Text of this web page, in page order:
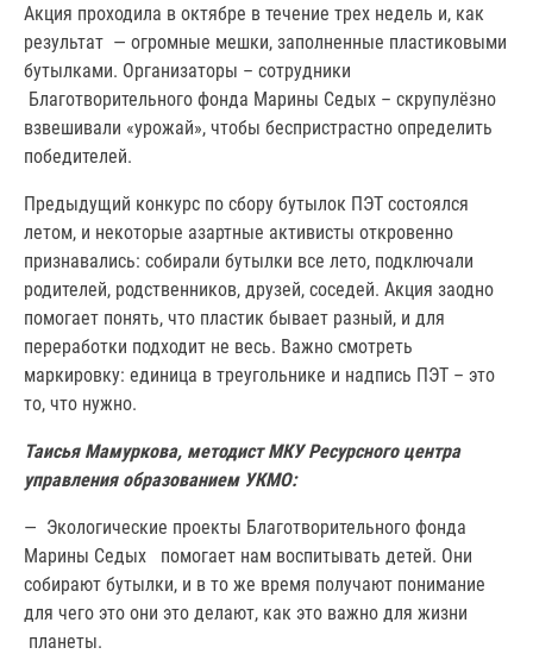
Акция проходила в октябре в течение трех недель и, как
результат — огромные мешки, заполненные пластиковыми
бутылками. Организаторы – сотрудники
Благотворительного фонда Марины Седых – скрупулёзно
взвешивали «урожай», чтобы беспристрастно определить
победителей.
Предыдущий конкурс по сбору бутылок ПЭТ состоялся
летом, и некоторые азартные активисты откровенно
признавались: собирали бутылки все лето, подключали
родителей, родственников, друзей, соседей. Акция заодно
помогает понять, что пластик бывает разный, и для
переработки подходит не весь. Важно смотреть
маркировку: единица в треугольнике и надпись ПЭТ – это
то, что нужно.
Таисья Мамуркова, методист МКУ Ресурсного центра
управления образованием УКМО:
— Экологические проекты Благотворительного фонда
Марины Седых помогает нам воспитывать детей. Они
собирают бутылки, и в то же время получают понимание
для чего это они это делают, как это важно для жизни
планеты.